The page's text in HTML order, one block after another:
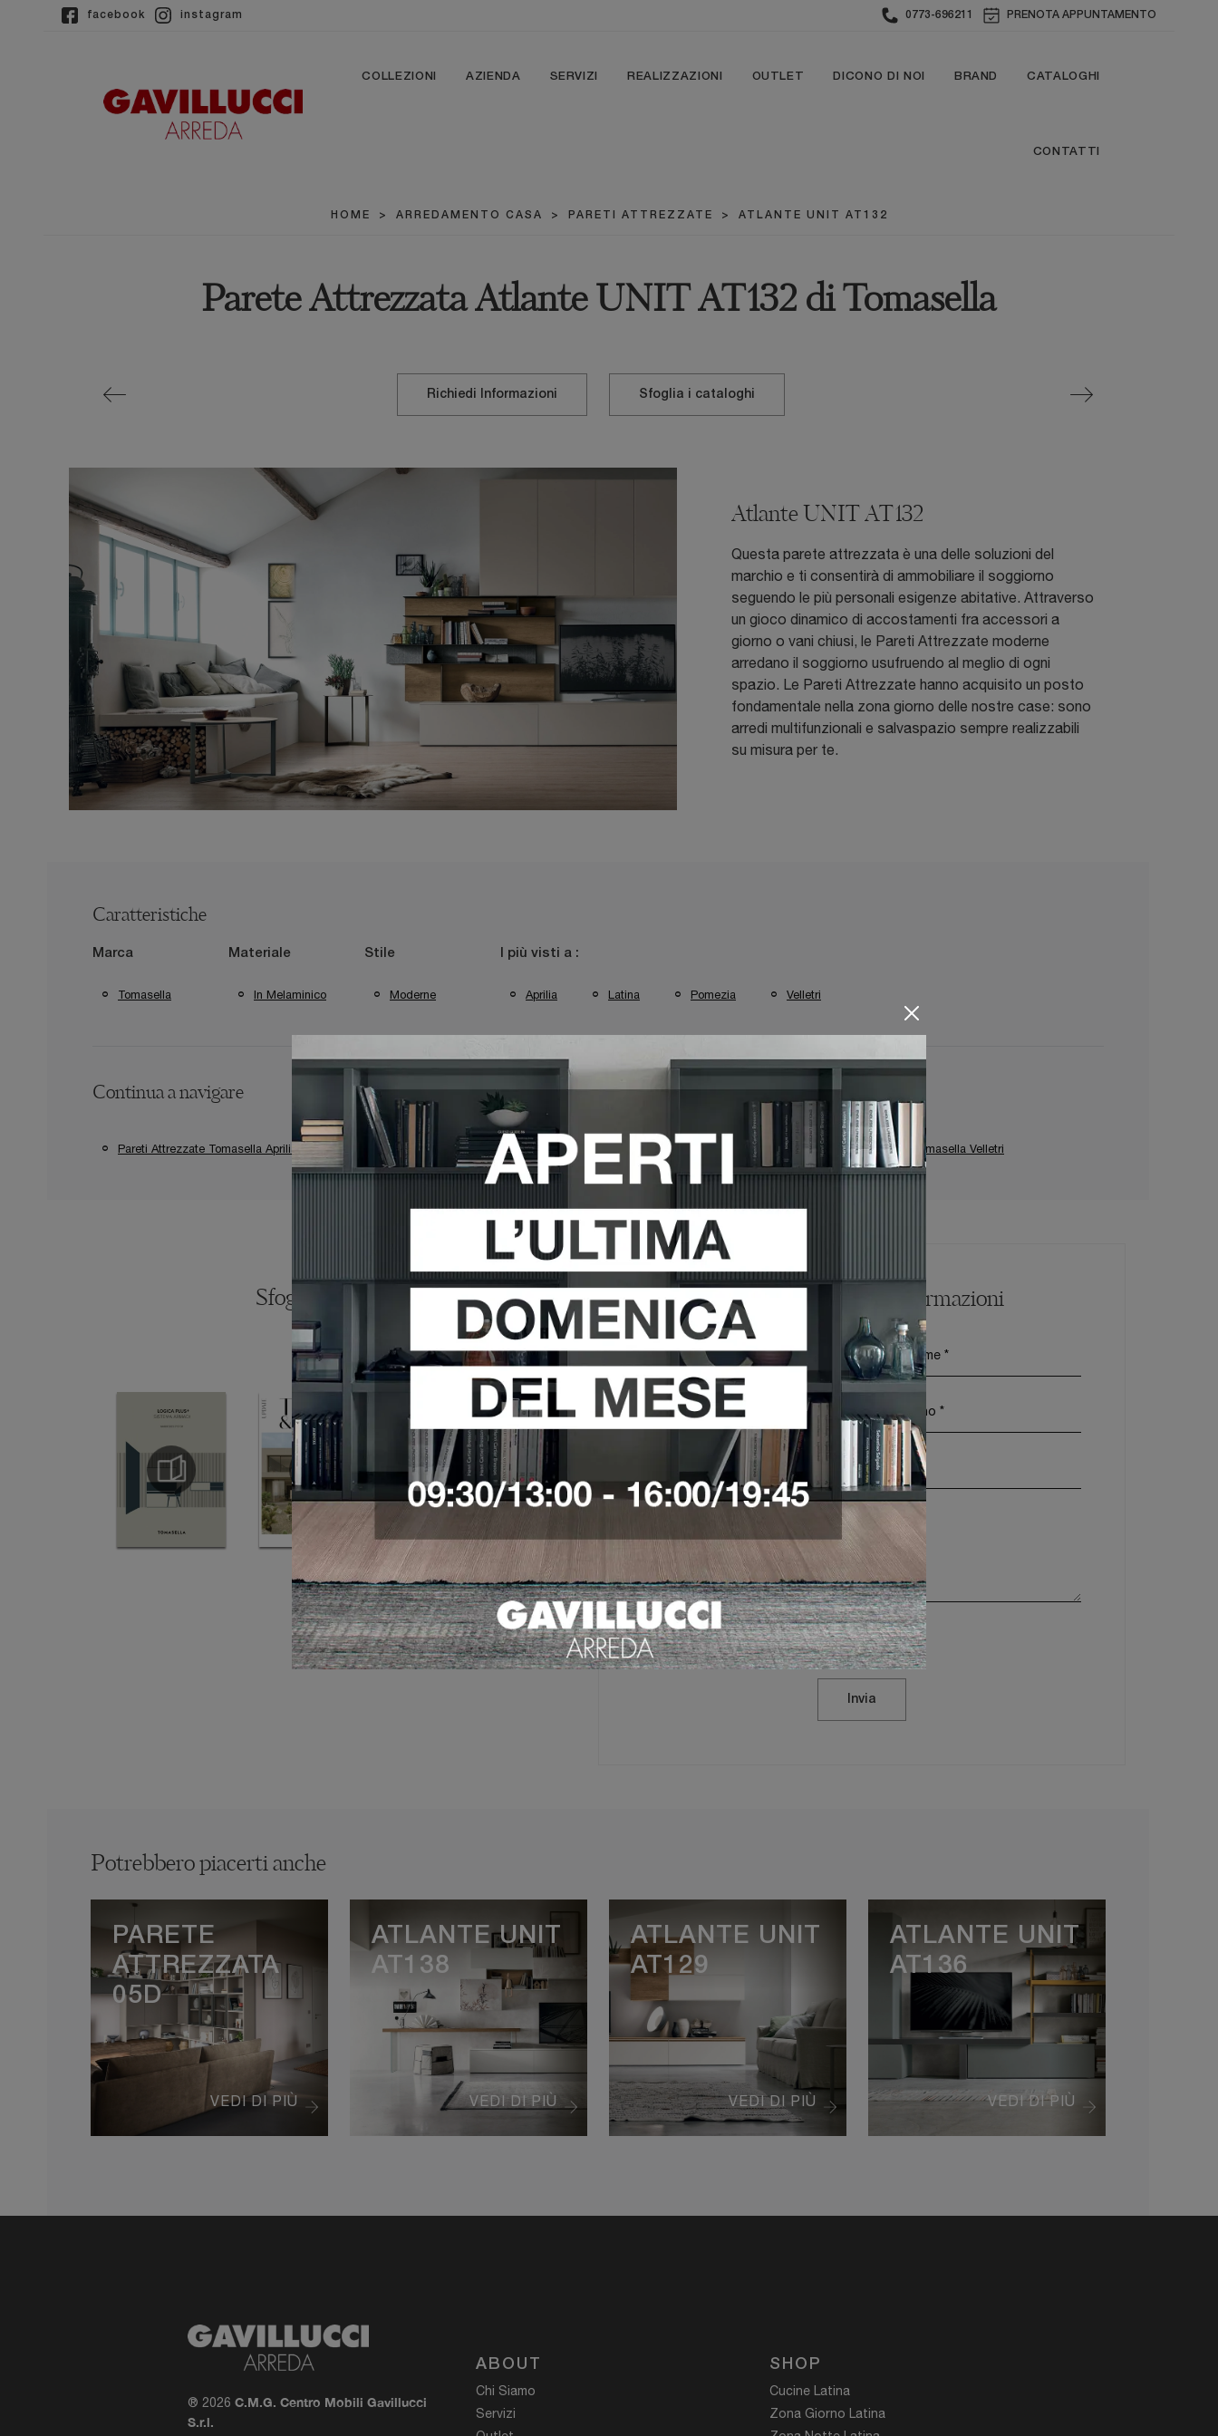
facebook instagram 0773-696211 PRENOTA APPUNTAMENTO
COLLEZIONI AZIENDA SERVIZI REALIZZAZIONI OUTLET DICONO DI NOI BRAND CATALOGHI
CONTATTI
HOME > ARREDAMENTO CASA > PARETI ATTREZZATE > ATLANTE UNIT AT132
Parete Attrezzata Atlante UNIT AT132 di Tomasella
Richiedi Informazioni Sfoglia i cataloghi
Atlante UNIT AT132
Questa parete attrezzata è una delle soluzioni del
marchio e ti consentirà di ammobiliare il soggiorno
seguendo le più personali esigenze abitative. Attraverso
un gioco dinamico di accostamenti fra accessori a
giorno o vani chiusi, le Pareti Attrezzate moderne
arredano il soggiorno usufruendo al meglio di ogni
spazio. Le Pareti Attrezzate hanno acquisito un posto
fondamentale nella zona giorno delle nostre case: sono
arredi multifunzionali e salvaspazio sempre realizzabili
su misura per te.
Caratteristiche
Marca
Tomasella
Materiale
In Melaminico
Stile
Moderne
I più visti a :
Aprilia Latina Pomezia Velletri
Continua a navigare
Pareti Attrezzate Tomasella Aprilia Pareti Attrezzate Tomasella Latina Pareti Attrezzate Tomasella Pomezia Pareti Attrezzate Tomasella Velletri
Sfoglia i cataloghi Richiedi Maggiori Informazioni
Ho preso visione dellaPrivacy Policy
Invia
Potrebbero piacerti anche
VEDI DI PIÙ
PARETE
ATTREZZATA
05D
VEDI DI PIÙ
ATLANTE UNIT
AT138
VEDI DI PIÙ
ATLANTE UNIT
AT129
VEDI DI PIÙ
ATLANTE UNIT
AT136
® 2026 C.M.G. Centro Mobili Gavillucci
S.r.l.
ABOUT
Chi Siamo
Servizi
SHOP
Cucine Latina
Zona Giorno Latina